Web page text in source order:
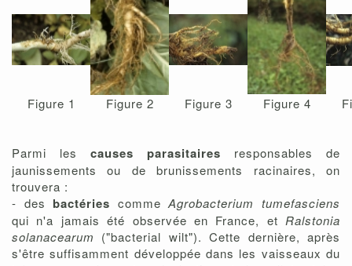
Figure 1 Figure 2 Figure 3 Figure 4
Parmi les causes parasitaires responsables de
jaunissements ou de brunissements racinaires, on
trouvera :
- des bactéries commeAgrobacterium tumefasciens
qui n'a jamais été observée en France, et Ralstonia
solanacearum ("bacterial wilt"). Cette dernière, après
s'être suffisamment développée dans les vaisseaux du